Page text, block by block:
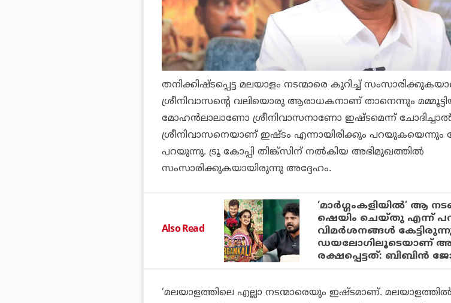
തനിക്കിഷ്ടപ്പെട്ട മലയാളം നടന്മാരെ കുറിച്ച്
ശ്രീനിവാസന്റെ വലിയൊരു ആരാധകനാണ് താനെന്നും
മോഹന്‍ലാലാണോ ശ്രീനിവാസനാണോ ഇഷ്ടമെന്ന്
ശ്രീനിവാസനെയാണ് ഇഷ്ടം എന്നായിരിക്കും പറയുകയെന്നും
പറയുന്നു. ട്രൂ കോപ്പി തിങ്ക്സിന് നല്‍കിയ അഭിമുഖത്തില്‍
സംസാരിക്കുകയായിരുന്നു അദ്ദേഹം.
Also Read
‘മാര്‍ഗ്ഗംകളിയില്‍’ ആ
ഷെയിം ചെയ്തു എന്ന്
വിമര്‍ശനങ്ങള്‍
ഡയലോഗിലൂടെയാണ്‌
രക്ഷപ്പെട്ടത്: ബിബിന്‍
‘മലയാളത്തിലെ എല്ലാ നടന്മാരെയും ഇഷ്ടമാണ്.